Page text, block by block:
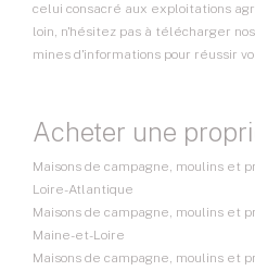
celui consacré aux exploitations
loin, n'hésitez pas à télécharger nos
mines d'informations pour réussir
Acheter une
Maisons de campagne, moulins et
Loire-Atlantique
Maisons de campagne, moulins et
Maine-et-Loire
Maisons de campagne, moulins et